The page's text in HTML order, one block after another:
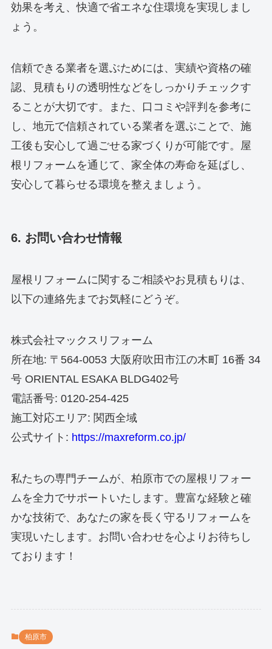
効果を考え、快適で省エネな住環境を実現しまし
ょう。
信頼できる業者を選ぶためには、実績や資格の確
認、見積もりの透明性などをしっかりチェックす
ることが大切です。また、口コミや評判を参考に
し、地元で信頼されている業者を選ぶことで、施
工後も安心して過ごせる家づくりが可能です。屋
根リフォームを通じて、家全体の寿命を延ばし、
安心して暮らせる環境を整えましょう。
6. お問い合わせ情報
屋根リフォームに関するご相談やお見積もりは、
以下の連絡先までお気軽にどうぞ。
株式会社マックスリフォーム
所在地: 〒564-0053 大阪府吹田市江の木町 16番 34
号 ORIENTAL ESAKA BLDG402号
電話番号: 0120-254-425
施工対応エリア: 関西全域
公式サイト: https://maxreform.co.jp/
私たちの専門チームが、柏原市での屋根リフォー
ムを全力でサポートいたします。豊富な経験と確
かな技術で、あなたの家を長く守るリフォームを
実現いたします。お問い合わせを心よりお待ちし
ております！
柏原市